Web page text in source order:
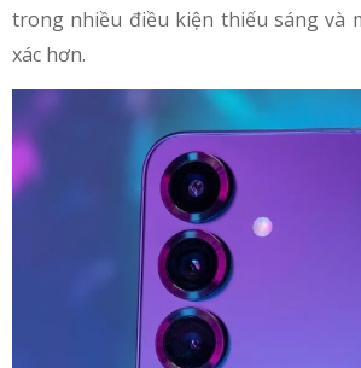
trong nhiều điều kiện thiếu sáng và
xác hơn.